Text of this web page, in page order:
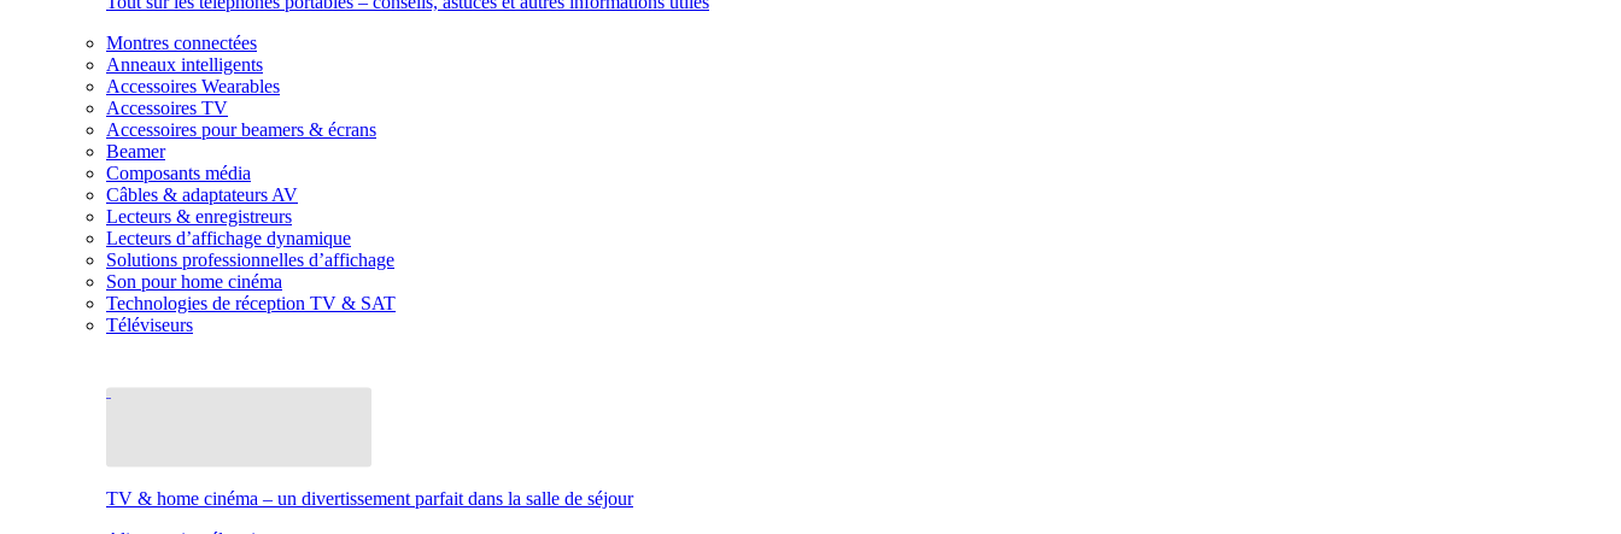
Montres connectées
Anneaux intelligents
Accessoires Wearables
Accessoires TV
Accessoires pour beamers & écrans
Beamer
Composants média
Câbles & adaptateurs AV
Lecteurs & enregistreurs
Lecteurs d’affichage dynamique
Solutions professionnelles d’affichage
Son pour home cinéma
Technologies de réception TV & SAT
Téléviseurs
TV & home cinéma – un divertissement parfait dans la salle de séjour